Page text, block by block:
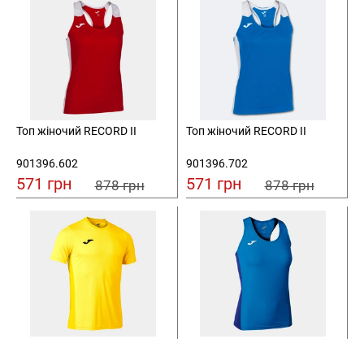
Топ жіночий RECORD II
901396.602
571 грн 878 грн
Топ жіночий RECORD II
901396.702
571 грн 878 грн